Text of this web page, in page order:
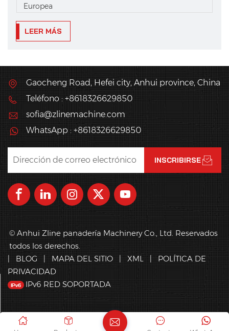
Europea
LEER MÁS
Gaocheng Road, Hefei city, Anhui province, China
Teléfono : +8618326629850
sofia@zlinemachine.com
WhatsApp : +8618326629850
© Anhui Zline panadería Machinery Co., Ltd. Reservados
todos los derechos.
|
BLOG | MAPA DEL SITIO | XML |
POLÍTICA DE
PRIVACIDAD
IPv6 RED SOPORTADA